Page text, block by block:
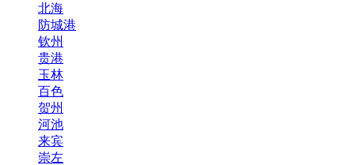
北海
防城港
钦州
贵港
玉林
百色
贺州
河池
来宾
崇左